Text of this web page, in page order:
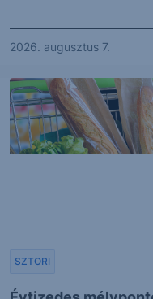
2026. augusztus 7.
SZTORI